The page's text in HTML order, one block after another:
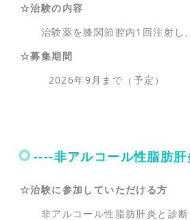
☆治験の内容
治験薬を膝関節腔内1回注射し
☆募集期間
2026年9月まで（予定）
----非アルコール性脂肪
☆治験に参加していただける方
非アルコール性脂肪肝炎と診断